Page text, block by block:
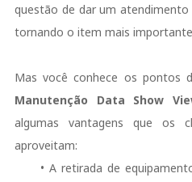
questão de dar um
tornando o item mais
Mas você conhece os pontos
Manutenção Data Show
algumas vantagens que os
aproveitam:
• A retirada de